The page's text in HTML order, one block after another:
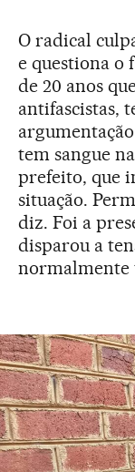
O radical
e questiona o
de 20 anos
antifascistas,
tem sangue
prefeito, que
situação.
diz. Foi a
disparou a
normalmente